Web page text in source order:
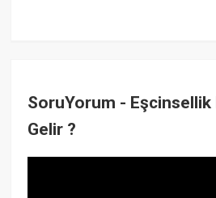
SoruYorum - Eşcinsellik
Gelir ?